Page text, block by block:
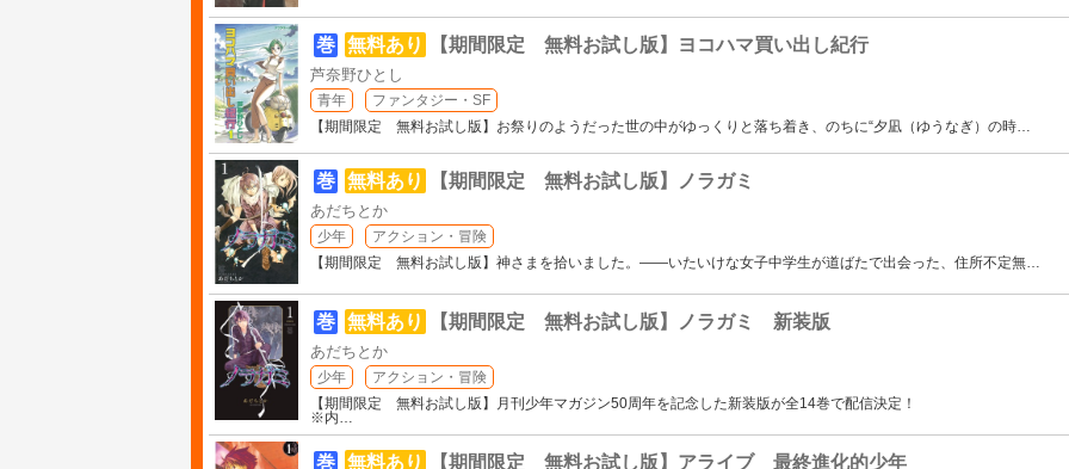
巻 無料あり 【期間限定 無料お試し版】ヨコハマ買い出し紀行
芦奈野ひとし
青年
ファンタジー・SF
【期間限定 無料お試し版】お祭りのようだった世の中がゆっくりと落ち着き、のちに“夕凪（ゆうなぎ）の時…
巻 無料あり 【期間限定 無料お試し版】ノラガミ
あだちとか
少年
アクション・冒険
【期間限定 無料お試し版】神さまを拾いました。――いたいけな女子中学生が道ばたで出会った、住所不定無…
巻 無料あり 【期間限定 無料お試し版】ノラガミ 新装版
あだちとか
少年
アクション・冒険
【期間限定 無料お試し版】月刊少年マガジン50周年を記念した新装版が全14巻で配信決定！
※内…
巻 無料あり 【期間限定 無料お試し版】アライブ 最終進化的少年